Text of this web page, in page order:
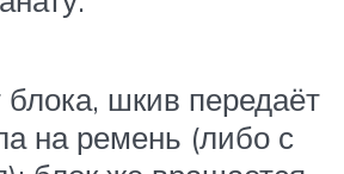
блока, шкив передаёт
на ремень (либо с